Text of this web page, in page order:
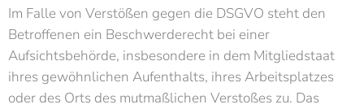
Im Falle von Verstößen gegen die DSGVO steht den
Betroffenen ein Beschwerderecht bei einer
Aufsichtsbehörde, insbesondere in dem Mitgliedstaat
ihres gewöhnlichen Aufenthalts, ihres Arbeitsplatzes
oder des Orts des mutmaßlichen Verstoßes zu. Das